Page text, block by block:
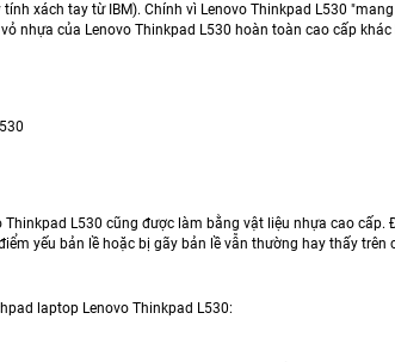
xách tay từ IBM). Chính vì Lenovo Thinkpad L530
nhựa của Lenovo Thinkpad L530 hoàn toàn cao cấp
Thinkpad L530 cũng được làm bằng vật liệu nhựa cao
yếu bản lề hoặc bị gãy bản lề vẫn thường hay thấy
laptop Lenovo Thinkpad L530: